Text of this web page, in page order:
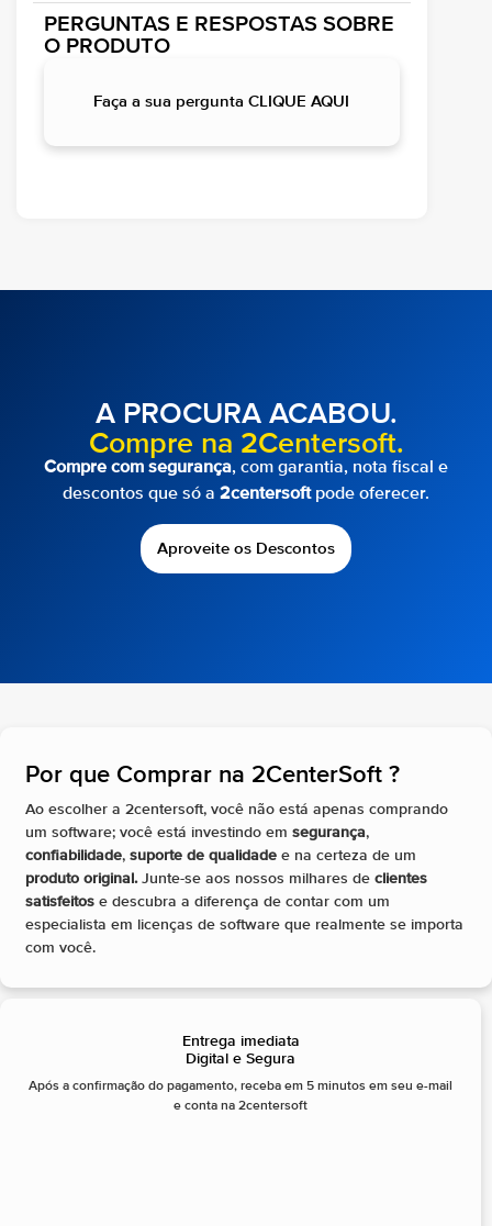
PERGUNTAS E RESPOSTAS SOBRE
O PRODUTO
Faça a sua pergunta CLIQUE AQUI
A PROCURA ACABOU.
Compre na 2Centersoft.
Compre com segurança, com garantia, nota fiscal e
descontos que só a 2centersoftpode oferecer.
Aproveite os Descontos
Por que Comprar na 2CenterSoft ?​
Ao escolher a 2centersoft, você não está apenas comprando
um software; você está investindo em segurança,
confiabilidade, suporte de qualidade e na certeza de um
produto original.Junte-se aos nossos milhares de clientes
satisfeitos e descubra a diferença de contar com um
especialista em licenças de software que realmente se importa
com você.
Entrega imediata
Digital e Segura
Após a confirmação do pagamento, receba em 5 minutos em seu e-mail
e conta na 2centersoft